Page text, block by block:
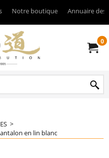
Notre boutique Annuaire des
0
>
en lin blanc